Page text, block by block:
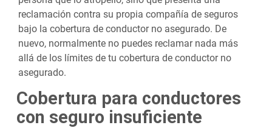
reclamación contra su propia compañía de seguros
bajo la cobertura de conductor no asegurado. De
nuevo, normalmente no puedes reclamar nada más
allá de los límites de tu cobertura de conductor no
asegurado.
Cobertura para conductores
con seguro insuficiente